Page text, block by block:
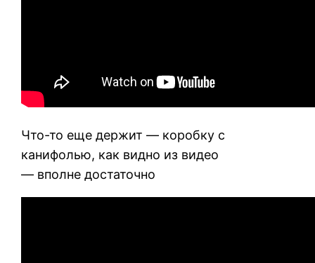
Что-то еще держит — коробку с
канифолью, как видно из видео
— вполне достаточно